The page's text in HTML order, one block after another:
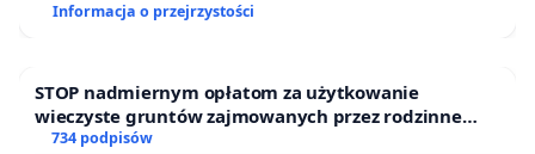
Informacja o przejrzystości
STOP nadmiernym opłatom za użytkowanie
wieczyste gruntów zajmowanych przez rodzinne
ogrody działkowe.
734 podpisów